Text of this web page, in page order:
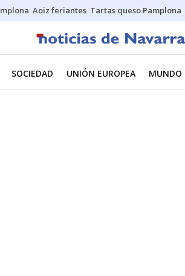
Aoiz feriantes Tartas queso Pamplona
SOCIEDAD UNIÓN EUROPEA MUNDO